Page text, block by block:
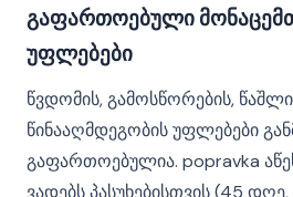
გაფართოებული
უფლებები
წვდომის, გამოსწორების,
წინააღმდეგობის უფლებები
გაფართოებულია. popravka
ვადებს პასუხებისთვის (45